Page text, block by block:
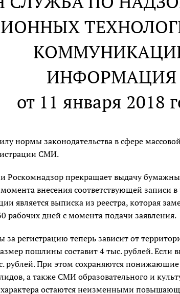
ИНФОРМАЦИЯ
от 11 января 2018
нормы законодательства в сфере
СМИ.
Роскомнадзор прекращает выдачу
внесения соответствующей записи
является выписка из реестра, которая
рабочих дней с момента подачи заявления.
регистрацию теперь зависит от
пошлины составит 4 тыс. рублей. Если
рублей. При этом сохраняются
а также СМИ образовательного и
остаются неизменными